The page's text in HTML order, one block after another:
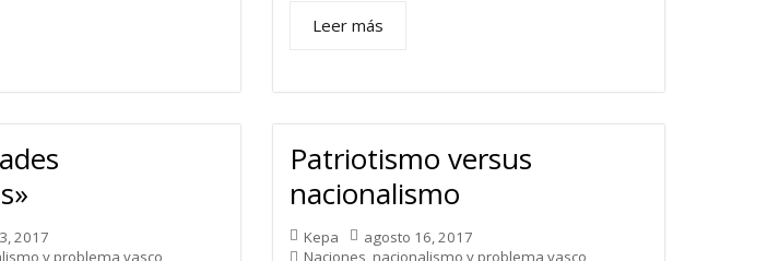
Leer más
2017
y problema vasco
Patriotismo versus
nacionalismo
Kepa
agosto 16, 2017
Naciones, nacionalismo y problema vasco